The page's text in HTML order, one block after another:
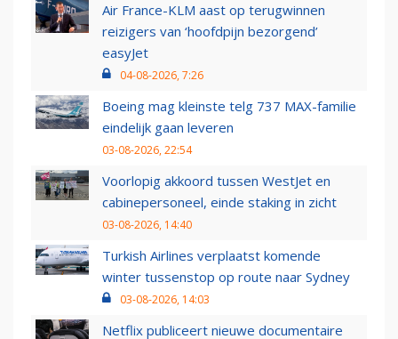
Air France-KLM aast op terugwinnen
reizigers van ‘hoofdpijn bezorgend’
easyJet
04-08-2026, 7:26
Boeing mag kleinste telg 737 MAX-familie
eindelijk gaan leveren
03-08-2026, 22:54
Voorlopig akkoord tussen WestJet en
cabinepersoneel, einde staking in zicht
03-08-2026, 14:40
Turkish Airlines verplaatst komende
winter tussenstop op route naar Sydney
03-08-2026, 14:03
Netflix publiceert nieuwe documentaire